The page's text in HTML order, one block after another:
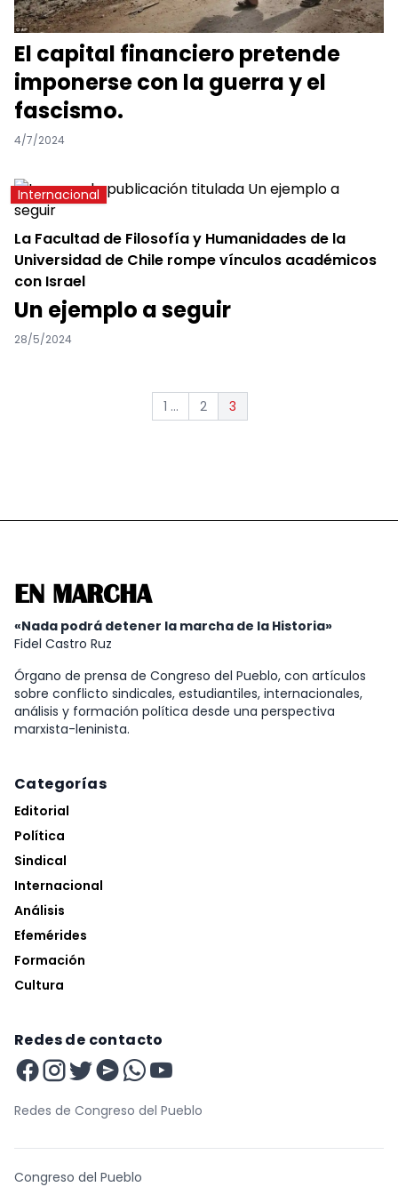
El capital financiero pretende
imponerse con la guerra y el
fascismo.
4/7/2024
Internacional
La Facultad de Filosofía y Humanidades de la
Universidad de Chile rompe vínculos académicos
con Israel
Un ejemplo a seguir
28/5/2024
1 ... 2 3
EN MARCHA
«Nada podrá detener la marcha de la Historia»
Fidel Castro Ruz
Órgano de prensa de Congreso del Pueblo, con artículos
sobre conflicto sindicales, estudiantiles, internacionales,
análisis y formación política desde una perspectiva
marxista-leninista.
Categorías
Editorial
Política
Sindical
Internacional
Análisis
Efemérides
Formación
Cultura
Redes de contacto
Redes de Congreso del Pueblo
Congreso del Pueblo